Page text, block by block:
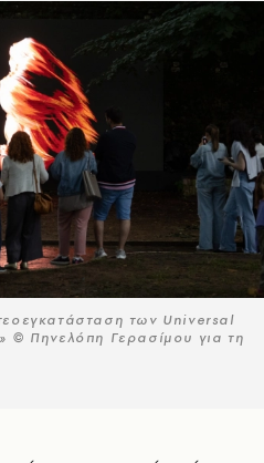
των Universal
Πηνελόπη Γερασίμου για τη